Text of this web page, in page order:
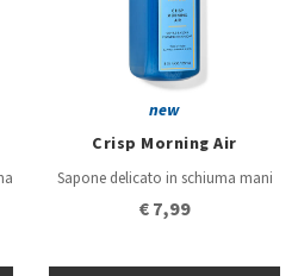
new
Crisp Morning Air
Sapone delicato in schiuma mani
€ 7,99